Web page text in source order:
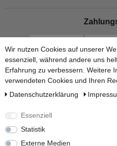
Wir nutzen Cookies auf unserer
essenziell, während andere uns
Erfahrung zu verbessern. Weitere
verwendeten Cookies und Ihren
Daten­schutz­erklärung
Essenziell
Statistik
Externe Medien